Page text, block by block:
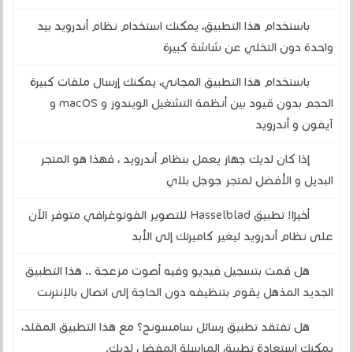
باستخدام هذا التطبيق، يمكنك استخدام نظام أندرويد بيد
واحدة دون التخلي عن شاشة كبيرة
باستخدام هذا التطبيق المجاني، يمكنك إرسال ملفات كبيرة
الحجم بدون قيود بين أنظمة التشغيل الويندوز و macOS و
آيفون و أندرويد
إذا كان لديك جهاز يعمل بنظام أندرويد ، فهذا هو المتجر
البديل و الأفضل لمتجر جوجل بلاي
أخيرًا! تطبيق Hasselblad للتصوير الفوتوغرافي متوفر الآن
على نظام أندرويد ليغير كاميرتك إلى الأبد
هل قمت بتسجيل فيديو وفيه أصوت مزعجة .. هذا التطبيق
الجديد المذهل يقوم بتنظيفه دون الحاجة إلى اتصال بالإنترنت
هل تفتقد تطبيق رسائل سامسونج؟ مع هذا التطبيق المقلد،
يمكنك استعادة تطبيق المراسلة المفضل لديك.